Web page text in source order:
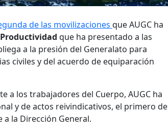
de las movilizaciones que AUGC ha
que ha presentado a las
a la presión del Generalato para
civiles y del acuerdo de equiparación
a los trabajadores del Cuerpo, AUGC ha
y de actos reivindicativos, el primero de
la Dirección General.